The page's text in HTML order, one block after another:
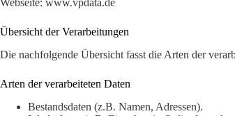
Webseite: www.vpdata.de
Übersicht der Verarbeitungen
Die nachfolgende Übersicht fasst die Arten der
Arten der verarbeiteten Daten
Bestandsdaten (z.B. Namen, Adressen).